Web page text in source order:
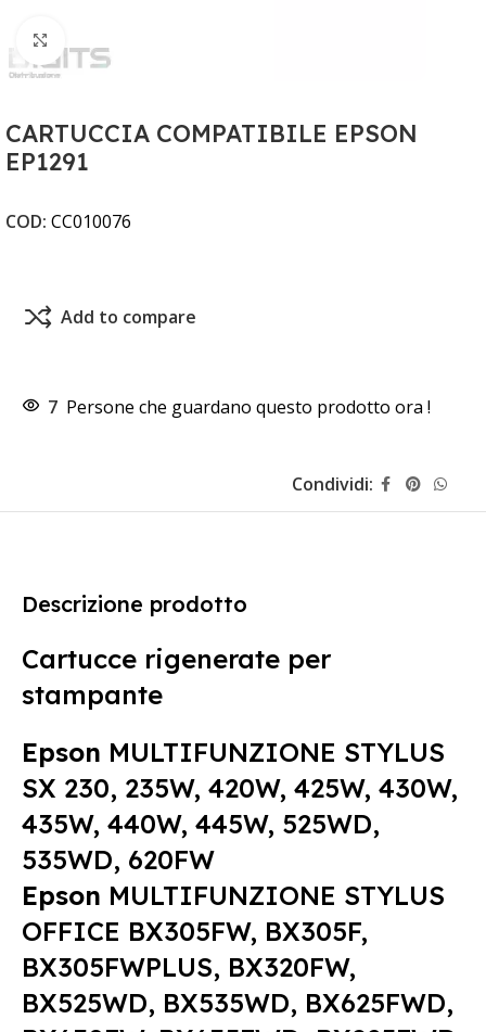
CARTUCCIA COMPATIBILE EPSON
EP1291
COD: CC010076
Add to compare
7 Persone che guardano questo prodotto ora !
Condividi:
Descrizione prodotto
Cartucce rigenerate per
stampante
Epson MULTIFUNZIONE STYLUS
SX 230, 235W, 420W, 425W, 430W,
435W, 440W, 445W, 525WD,
535WD, 620FW
Epson MULTIFUNZIONE STYLUS
OFFICE BX305FW, BX305F,
BX305FWPLUS, BX320FW,
BX525WD, BX535WD, BX625FWD,